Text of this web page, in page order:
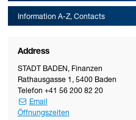
Information A-Z, Contacts
Address
STADT BADEN, Finanzen
Rathausgasse 1 , 5400 Baden
Telefon +41 56 200 82 20
Email
Öffnungszeiten